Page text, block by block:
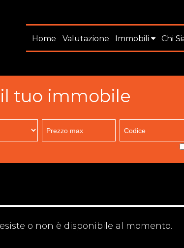
Home Valutazione Immobili Chi
tuo immobile
o non è disponibile al momento.